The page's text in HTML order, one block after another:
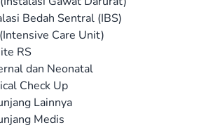
Bedah Sentral (IBS)
Care Unit)
RS
dan Neonatal
Check Up
Lainnya
Medis